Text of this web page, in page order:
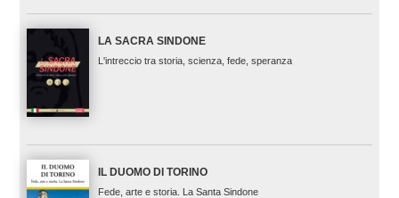
LA SACRA SINDONE
L'intreccio tra storia, scienza, fede, speranza
IL DUOMO DI TORINO
Fede, arte e storia. La Santa Sindone